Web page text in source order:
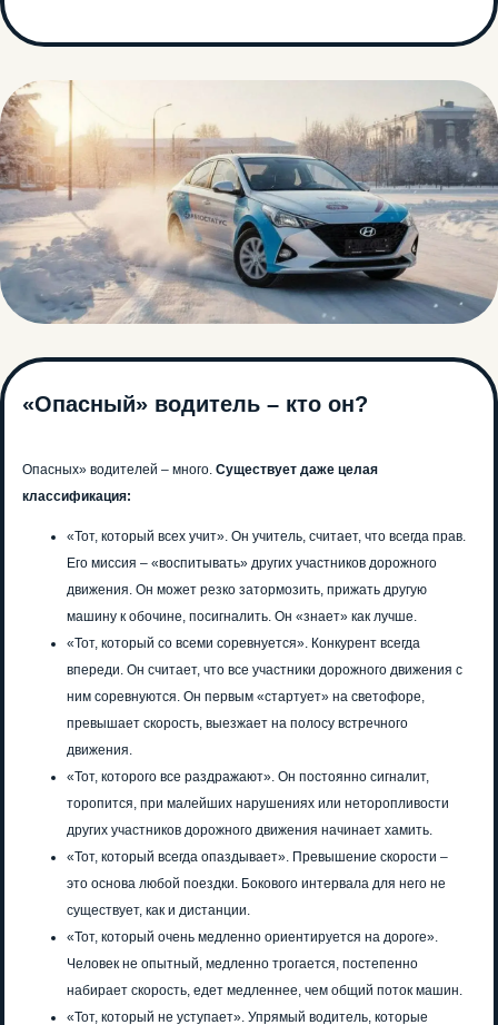
«Опасный» водитель – кто он?
Опасных» водителей – много. Существует даже целая
классификация:
«Тот, который всех учит». Он учитель, считает, что всегда прав.
Его миссия – «воспитывать» других участников дорожного
движения. Он может резко затормозить, прижать другую
машину к обочине, посигналить. Он «знает» как лучше.
«Тот, который со всеми соревнуется». Конкурент всегда
впереди. Он считает, что все участники дорожного движения с
ним соревнуются. Он первым «стартует» на светофоре,
превышает скорость, выезжает на полосу встречного
движения.
«Тот, которого все раздражают». Он постоянно сигналит,
торопится, при малейших нарушениях или неторопливости
других участников дорожного движения начинает хамить.
«Тот, который всегда опаздывает». Превышение скорости –
это основа любой поездки. Бокового интервала для него не
существует, как и дистанции.
«Тот, который очень медленно ориентируется на дороге».
Человек не опытный, медленно трогается, постепенно
набирает скорость, едет медленнее, чем общий поток машин.
«Тот, который не уступает». Упрямый водитель, которые